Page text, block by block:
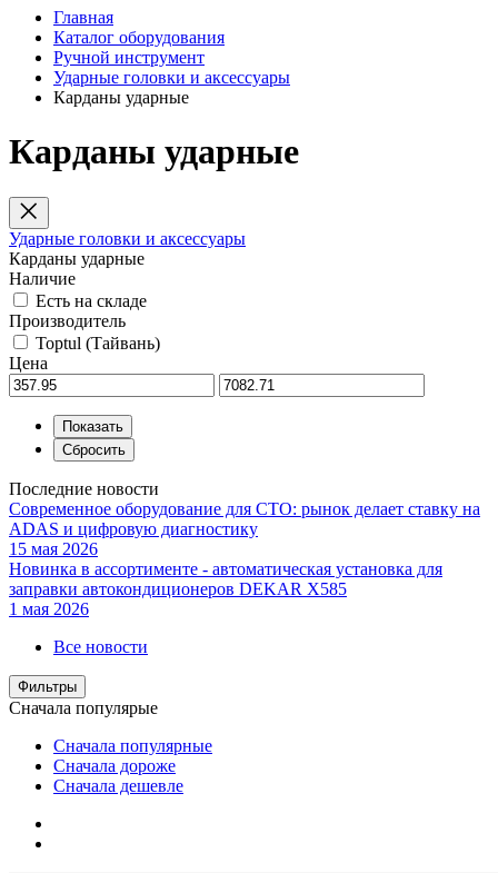
Главная
Каталог оборудования
Ручной инструмент
Ударные головки и аксессуары
Карданы ударные
Карданы ударные
Ударные головки и аксессуары
Карданы ударные
Наличие
Есть на складе
Производитель
Toptul (Тайвань)
Цена
Последние новости
Современное оборудование для СТО: рынок делает ставку на
ADAS и цифровую диагностику
15 мая 2026
Новинка в ассортименте - автоматическая установка для
заправки автокондиционеров DEKAR X585
1 мая 2026
Все новости
Фильтры
Сначала популярые
Сначала популярные
Сначала дороже
Сначала дешевле